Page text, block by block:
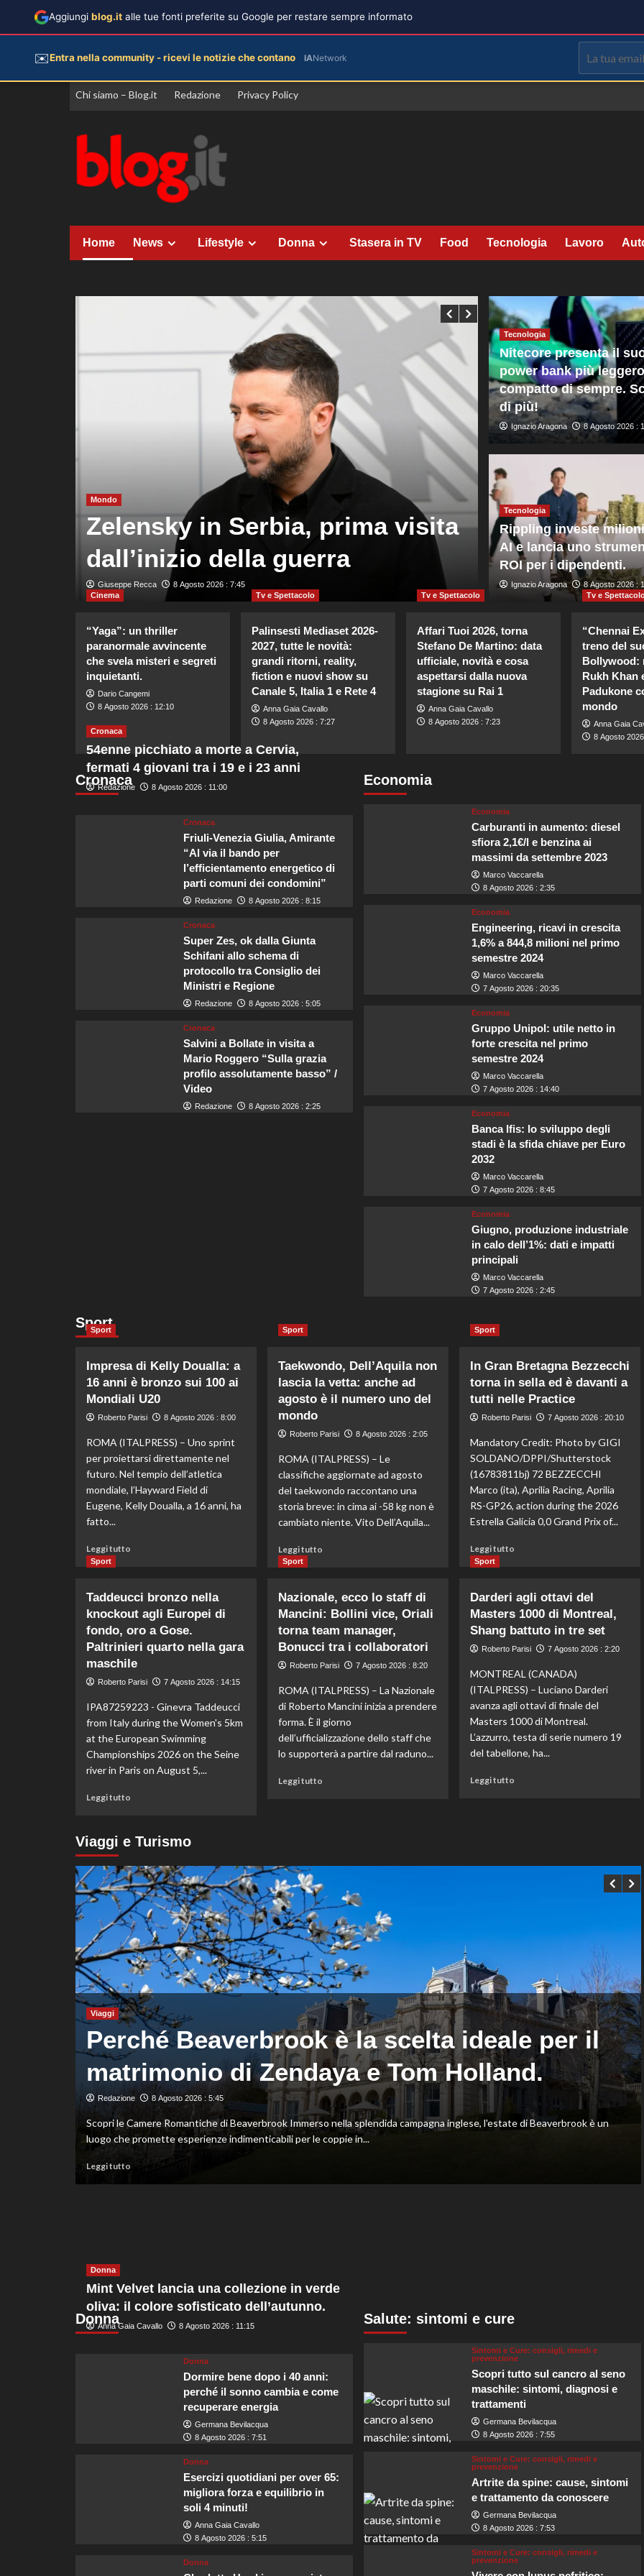
Vai
Chi siamo – Blog.it Redazione Privacy Policy
Home News Lifestyle Donna Stasera in TV Food Tecnologia Lavoro
Mondo
Zelensky in Serbia, prima visita
dall’inizio della guerra
Giuseppe Recca 8 Agosto 2026 : 7:45
Mondo
Madrid
frontiere
provenienti
Giuseppe Recca 8 Agosto 2026 :
Tecnologia
Nitecore presenta il
power bank più
compatto di sempre.
di più!
Ignazio Aragona 8 Agosto 2026 :
Tecnologia
Rippling investe
AI e lancia uno
ROI per i dipendenti.
Ignazio Aragona 8 Agosto 2026 :
Cinema
“Yaga”: un thriller
paranormale avvincente
che svela misteri e segreti
inquietanti.
Dario Cangemi
8 Agosto 2026 : 12:10
Tv e Spettacolo
Palinsesti Mediaset 2026-
2027, tutte le novità:
grandi ritorni, reality,
fiction e nuovi show su
Canale 5, Italia 1 e Rete 4
Anna Gaia Cavallo
8 Agosto 2026 : 7:27
Tv e Spettacolo
Affari Tuoi 2026, torna
Stefano De Martino: data
ufficiale, novità e cosa
aspettarsi dalla nuova
stagione su Rai 1
Anna Gaia Cavallo
8 Agosto 2026 : 7:23
Tv e
“Chennai
treno del
Bollywood:
Rukh Khan
Padukone
mondo
Anna Gaia
8 Agosto
Cronaca
Cronaca
54enne picchiato a morte a Cervia,
fermati 4 giovani tra i 19 e i 23 anni
Redazione 8 Agosto 2026 : 11:00
Cronaca
Friuli-Venezia Giulia, Amirante
“Al via il bando per
l’efficientamento energetico di
parti comuni dei condomini”
Redazione 8 Agosto 2026 : 8:15
Cronaca
Super Zes, ok dalla Giunta
Schifani allo schema di
protocollo tra Consiglio dei
Ministri e Regione
Redazione 8 Agosto 2026 : 5:05
Cronaca
Salvini a Bollate in visita a
Mario Roggero “Sulla grazia
profilo assolutamente basso” /
Video
Redazione 8 Agosto 2026 : 2:25
Economia
Economia
Carburanti in aumento: diesel
sfiora 2,1€/l e benzina ai
massimi da settembre 2023
Marco Vaccarella
8 Agosto 2026 : 2:35
Economia
Engineering, ricavi in crescita
1,6% a 844,8 milioni nel primo
semestre 2024
Marco Vaccarella
7 Agosto 2026 : 20:35
Economia
Gruppo Unipol: utile netto in
forte crescita nel primo
semestre 2024
Marco Vaccarella
7 Agosto 2026 : 14:40
Economia
Banca Ifis: lo sviluppo degli
stadi è la sfida chiave per Euro
2032
Marco Vaccarella
7 Agosto 2026 : 8:45
Economia
Giugno, produzione industriale
in calo dell’1%: dati e impatti
principali
Marco Vaccarella
7 Agosto 2026 : 2:45
Sport
Sport
Impresa di Kelly Doualla: a
16 anni è bronzo sui 100 ai
Mondiali U20
Roberto Parisi 8 Agosto 2026 : 8:00
ROMA (ITALPRESS) – Uno sprint
per proiettarsi direttamente nel
futuro. Nel tempio dell’atletica
mondiale, l’Hayward Field di
Eugene, Kelly Doualla, a 16 anni, ha
fatto...
Leggi tuttoLeggi
Impresa
di
Kelly
Doualla:
16
anni
bronzo
sui
100
ai
Mondiali
Sport
Taekwondo, Dell’Aquila non
lascia la vetta: anche ad
agosto è il numero uno del
mondo
Roberto Parisi 8 Agosto 2026 : 2:05
ROMA (ITALPRESS) – Le
classifiche aggiornate ad agosto
del taekwondo raccontano una
storia breve: in cima ai -58 kg non è
cambiato niente. Vito Dell’Aquila...
Leggi tuttoLeggi
Taekwondo,
Dell’Aquila
non
lascia
vetta:
ad
agosto
è
il
numero
del
Sport
In Gran Bretagna Bezzecchi
torna in sella ed è davanti a
tutti nelle Practice
Roberto Parisi 7 Agosto 2026 : 20:10
Mandatory Credit: Photo by GIGI
SOLDANO/DPPI/Shutterstock
(16783811bj) 72 BEZZECCHI
Marco (ita), Aprilia Racing, Aprilia
RS-GP26, action during the 2026
Estrella Galicia 0,0 Grand Prix of...
Leggi tutto
In
Gran
Bretagna
Bezzecchi
in
sella
ed
è
davanti
a
tutti
Sport
Taddeucci bronzo nella
knockout agli Europei di
fondo, oro a Gose.
Paltrinieri quarto nella gara
maschile
Roberto Parisi 7 Agosto 2026 : 14:15
IPA87259223 - Ginevra Taddeucci
from Italy during the Women's 5km
at the European Swimming
Championships 2026 on the Seine
river in Paris on August 5,...
Leggi tuttoLeggi
su
Taddeucci
bronzo
nella
knockout
agli
Europei
di
fondo,
oro
a
Gose.
Paltrinieri
quarto
nella
gara
maschile
Sport
Nazionale, ecco lo staff di
Mancini: Bollini vice, Oriali
torna team manager,
Bonucci tra i collaboratori
Roberto Parisi 7 Agosto 2026 : 8:20
ROMA (ITALPRESS) – La Nazionale
di Roberto Mancini inizia a prendere
forma. È il giorno
dell’ufficializzazione dello staff che
lo supporterà a partire dal raduno...
Leggi tuttoLeggi
di
Mancini:
Bollini
vice,
Oriali
torna
team
manager,
Bonucci
tra
i
collaboratori
Sport
Darderi agli ottavi del
Masters 1000 di Montreal,
Shang battuto in tre set
Roberto Parisi 7 Agosto 2026 : 2:20
MONTREAL (CANADA)
(ITALPRESS) – Luciano Darderi
avanza agli ottavi di finale del
Masters 1000 di Montreal.
L’azzurro, testa di serie numero 19
del tabellone, ha...
Leggi tutto
set
Viaggi e Turismo
Viaggi
Perché Beaverbrook è la scelta ideale per il
matrimonio di Zendaya e Tom Holland.
Redazione 8 Agosto 2026 : 5:45
Scopri le Camere Romantiche di Beaverbrook Immerso nella splendida campagna inglese, l'estate di Beaverbrook è un
luogo che promette esperienze indimenticabili per le coppie in...
Leggi tuttoLeggi
ideale
per
il
matrimonio
Donna
Donna
Mint Velvet lancia una collezione in verde
oliva: il colore sofisticato dell’autunno.
Anna Gaia Cavallo 8 Agosto 2026 : 11:15
Donna
Dormire bene dopo i 40 anni:
perché il sonno cambia e come
recuperare energia
Germana Bevilacqua
8 Agosto 2026 : 7:51
Donna
Esercizi quotidiani per over 65:
migliora forza e equilibrio in
soli 4 minuti!
Anna Gaia Cavallo
8 Agosto 2026 : 5:15
Donna
Salute: sintomi e cure
Sintomi e Cure: consigli, rimedi e
prevenzione
Scopri tutto sul cancro al seno
maschile: sintomi, diagnosi e
trattamenti
Germana Bevilacqua
8 Agosto 2026 : 7:55
Sintomi e Cure: consigli, rimedi e
prevenzione
Artrite da spine: cause, sintomi
e trattamento da conoscere
Germana Bevilacqua
8 Agosto 2026 : 7:53
Sintomi e Cure: consigli, rimedi e
prevenzione
Aggiungi blog.it alle tue fonti preferite su Google per restare sempre informato
✉️Entra nella community - ricevi le notizie che contano IANetwork